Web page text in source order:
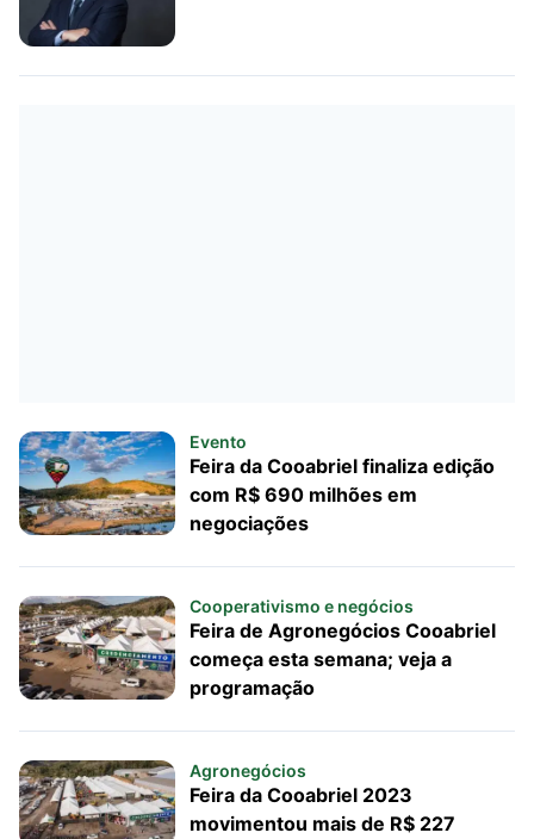
Evento
Feira da Cooabriel finaliza edição
com R$ 690 milhões em
negociações
Cooperativismo e negócios
Feira de Agronegócios Cooabriel
começa esta semana; veja a
programação
Agronegócios
Feira da Cooabriel 2023
movimentou mais de R$ 227